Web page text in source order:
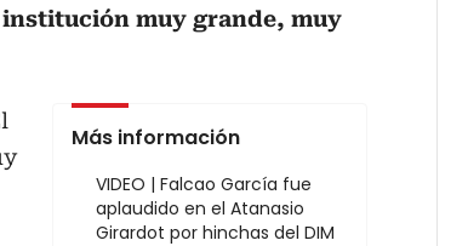
muy grande, muy
Más información
VIDEO | Falcao García fue
aplaudido en el Atanasio
Girardot por hinchas del DIM